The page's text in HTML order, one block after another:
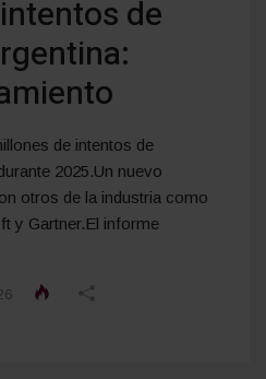
de
de intentos de
2025.Un nuevo
otros de la industria como
y Gartner.El informe